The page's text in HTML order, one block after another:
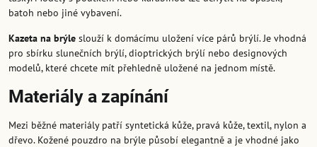
batoh nebo jiné vybavení.
Kazeta na brýle slouží k domácímu uložení více párů brýlí. Je vhodná
pro sbírku slunečních brýlí, dioptrických brýlí nebo designových
modelů, které chcete mít přehledně uložené na jednom místě.
Materiály a zapínání
Mezi běžné materiály patří syntetická kůže, pravá kůže, textil, nylon a
dřevo. Kožené pouzdro na brýle působí elegantně a je vhodné jako